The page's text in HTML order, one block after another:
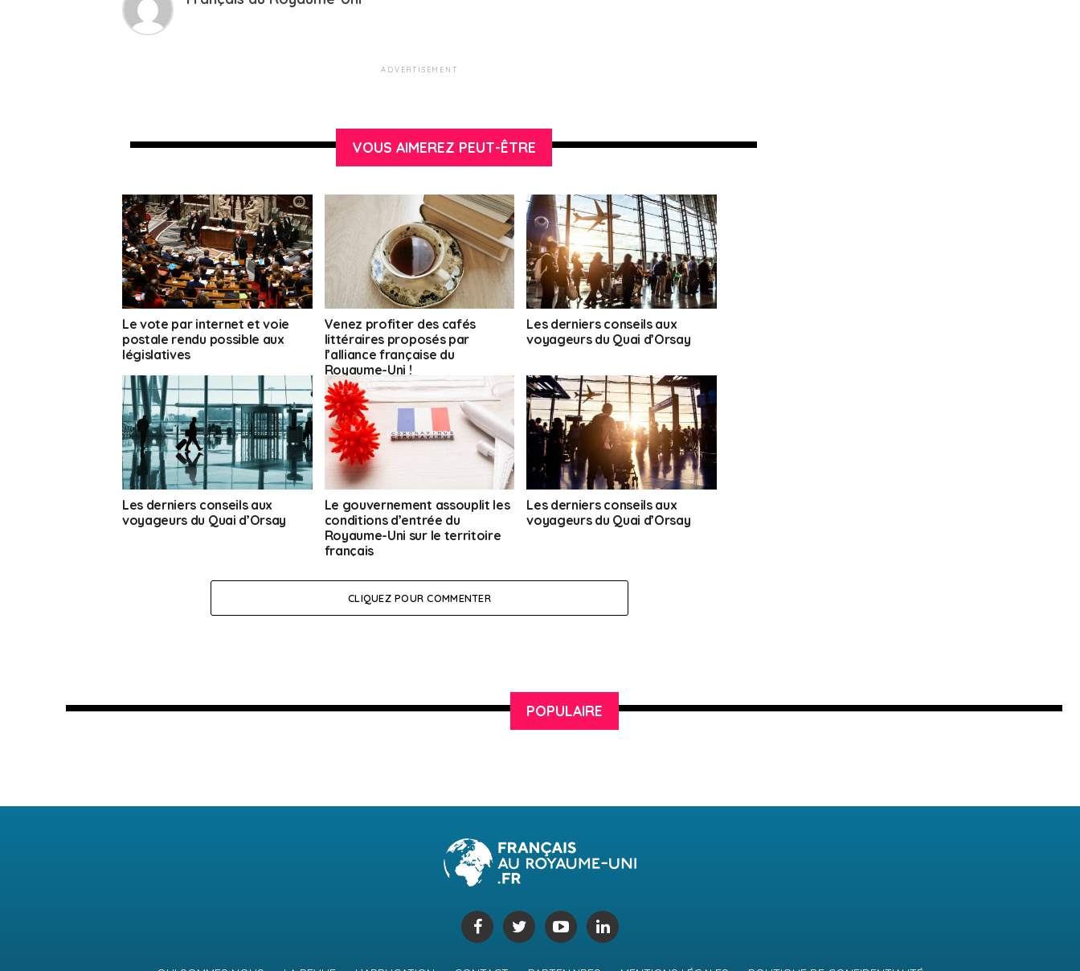
ADVERTISEMENT
VOUS AIMEREZ PEUT-ÊTRE
Le vote par internet et voie
postale rendu possible aux
législatives
Venez profiter des cafés
littéraires proposés par
l’alliance française du
Royaume-Uni !
Les derniers conseils aux
voyageurs du Quai d’Orsay
Les derniers conseils aux
voyageurs du Quai d’Orsay
Le gouvernement assouplit les
conditions d’entrée du
Royaume-Uni sur le territoire
français
Les derniers conseils aux
voyageurs du Quai d’Orsay
CLIQUEZ POUR COMMENTER
POPULAIRE